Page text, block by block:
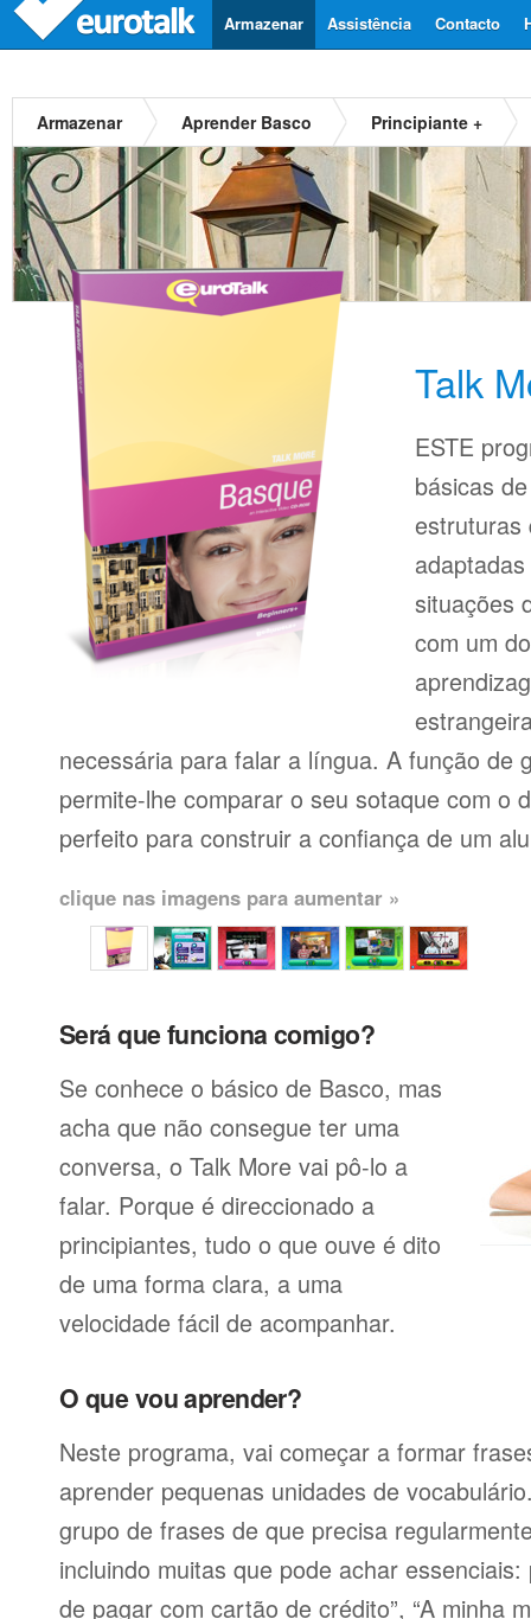
Contacto
Assistência
Armazenar
Armazenar Aprender Basco Principiante +
Talk
ESTE
básicas
estruturas
situações
com um
necessária para falar a língua. A função de
permite-lhe comparar o seu sotaque com o
perfeito para construir a confiança de um
clique nas imagens para aumentar »
Será que funciona comigo?
Se conhece o básico de Basco, mas
acha que não consegue ter uma
conversa, o Talk More vai pô-lo a
falar. Porque é direccionado a
principiantes, tudo o que ouve é dito
de uma forma clara, a uma
velocidade fácil de acompanhar.
O que vou aprender?
Neste programa, vai começar a formar
aprender pequenas unidades de
grupo de frases de que precisa
incluindo muitas que pode achar essenciais:
de pagar com cartão de crédito”, “A minha